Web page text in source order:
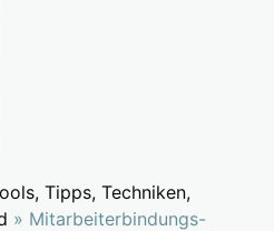
Tipps, Techniken,
» Mitarbeiterbindungs-